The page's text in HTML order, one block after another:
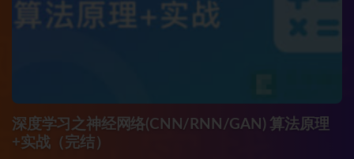
深度学习之神经网络(CNN/RNN/GAN) 算法原理
+实战（完结）